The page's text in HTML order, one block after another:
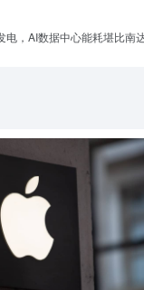
电，AI数据中心能耗堪比南